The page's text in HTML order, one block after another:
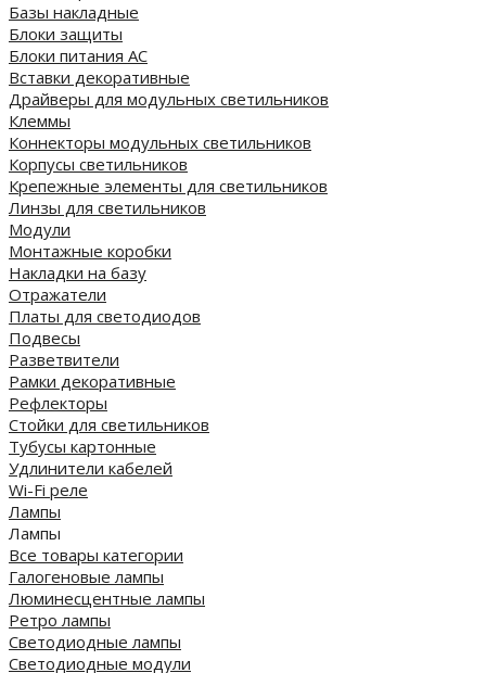
Базы накладные
Блоки защиты
Блоки питания AC
Вставки декоративные
Драйверы для модульных светильников
Клеммы
Коннекторы модульных светильников
Корпусы светильников
Крепежные элементы для светильников
Линзы для светильников
Модули
Монтажные коробки
Накладки на базу
Отражатели
Платы для светодиодов
Подвесы
Разветвители
Рамки декоративные
Рефлекторы
Стойки для светильников
Тубусы картонные
Удлинители кабелей
Wi-Fi реле
Лампы
Лампы
Все товары категории
Галогеновые лампы
Люминесцентные лампы
Ретро лампы
Светодиодные лампы
Светодиодные модули